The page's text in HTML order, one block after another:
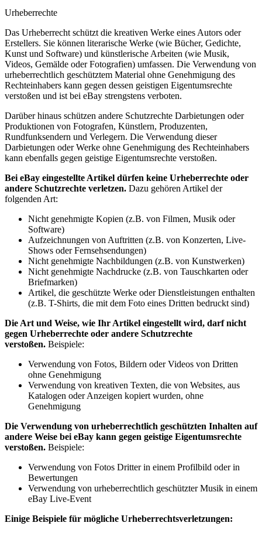
Urheberrechte
Das Urheberrecht schützt die kreativen Werke eines Autors oder
Erstellers. Sie können literarische Werke (wie Bücher, Gedichte,
Kunst und Software) und künstlerische Arbeiten (wie Musik,
Videos, Gemälde oder Fotografien) umfassen. Die Verwendung von
urheberrechtlich geschütztem Material ohne Genehmigung des
Rechteinhabers kann gegen dessen geistigen Eigentumsrechte
verstoßen und ist bei eBay strengstens verboten.
Darüber hinaus schützen andere Schutzrechte Darbietungen oder
Produktionen von Fotografen, Künstlern, Produzenten,
Rundfunksendern und Verlegern. Die Verwendung dieser
Darbietungen oder Werke ohne Genehmigung des Rechteinhabers
kann ebenfalls gegen geistige Eigentumsrechte verstoßen.
Bei eBay eingestellte Artikel dürfen keine Urheberrechte oder
andere Schutzrechte verletzen. Dazu gehören Artikel der
folgenden Art:
Nicht genehmigte Kopien (z.B. von Filmen, Musik oder
Software)
Aufzeichnungen von Auftritten (z.B. von Konzerten, Live-
Shows oder Fernsehsendungen)
Nicht genehmigte Nachbildungen (z.B. von Kunstwerken)
Nicht genehmigte Nachdrucke (z.B. von Tauschkarten oder
Briefmarken)
Artikel, die geschützte Werke oder Dienstleistungen enthalten
(z.B. T-Shirts, die mit dem Foto eines Dritten bedruckt sind)
Die Art und Weise, wie Ihr Artikel eingestellt wird, darf nicht
gegen Urheberrechte oder andere Schutzrechte
verstoßen. Beispiele:
Verwendung von Fotos, Bildern oder Videos von Dritten
ohne Genehmigung
Verwendung von kreativen Texten, die von Websites, aus
Katalogen oder Anzeigen kopiert wurden, ohne
Genehmigung
Die Verwendung von urheberrechtlich geschützten Inhalten auf
andere Weise bei eBay kann gegen geistige Eigentumsrechte
verstoßen. Beispiele:
Verwendung von Fotos Dritter in einem Profilbild oder in
Bewertungen
Verwendung von urheberrechtlich geschützter Musik in einem
eBay Live-Event
Einige Beispiele für mögliche Urheberrechtsverletzungen: